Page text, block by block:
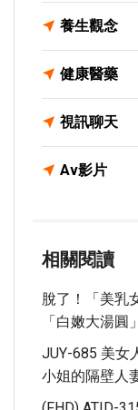
養生觀念
健康醫藥
視訊聊天
Av影片
相關閱讀
脫了！「美乳
「白嫩大湯
JUY-685 美女
小姐的隔壁人